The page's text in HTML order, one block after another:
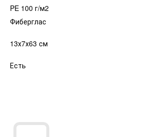
PE 100 г/м2
Фиберглас
13х7х63 см
Есть